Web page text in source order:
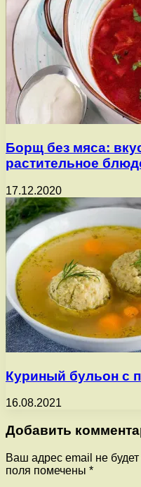
Борщ без мяса:
растительное
17.12.2020
Куриный бульон с
16.08.2021
Добавить
Ваш адрес email не будет
поля помечены *